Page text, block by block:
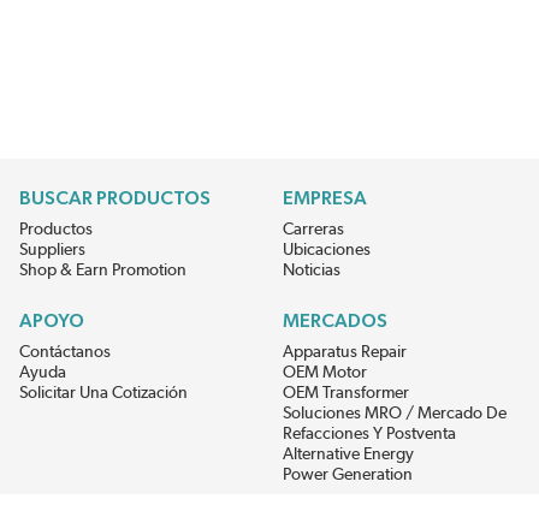
BUSCAR PRODUCTOS
Productos
Suppliers
Shop & Earn Promotion
EMPRESA
Carreras
Ubicaciones
Noticias
APOYO
Contáctanos
Ayuda
Solicitar Una Cotización
MERCADOS
Apparatus Repair
OEM Motor
OEM Transformer
Soluciones MRO / Mercado De
Refacciones Y Postventa
Alternative Energy
Power Generation